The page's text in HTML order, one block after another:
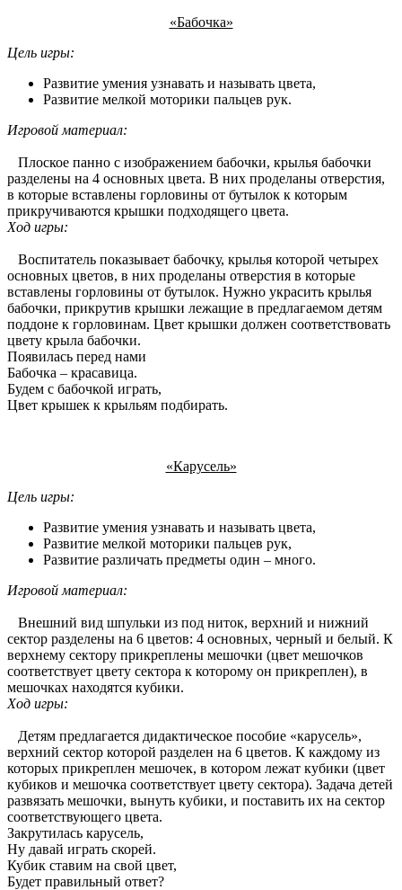
«Бабочка»
Цель игры:
Развитие умения узнавать и называть цвета,
Развитие мелкой моторики пальцев рук.
Игровой материал:
Плоское панно с изображением бабочки, крылья бабочки
разделены на 4 основных цвета. В них проделаны отверстия,
в которые вставлены горловины от бутылок к которым
прикручиваются крышки подходящего цвета.
Ход игры:
Воспитатель показывает бабочку, крылья которой четырех
основных цветов, в них проделаны отверстия в которые
вставлены горловины от бутылок. Нужно украсить крылья
бабочки, прикрутив крышки лежащие в предлагаемом детям
поддоне к горловинам. Цвет крышки должен соответствовать
цвету крыла бабочки.
Появилась перед нами
Бабочка – красавица.
Будем с бабочкой играть,
Цвет крышек к крыльям подбирать.
«Карусель»
Цель игры:
Развитие умения узнавать и называть цвета,
Развитие мелкой моторики пальцев рук,
Развитие различать предметы один – много.
Игровой материал:
Внешний вид шпульки из под ниток, верхний и нижний
сектор разделены на 6 цветов: 4 основных, черный и белый. К
верхнему сектору прикреплены мешочки (цвет мешочков
соответствует цвету сектора к которому он прикреплен), в
мешочках находятся кубики.
Ход игры:
Детям предлагается дидактическое пособие «карусель»,
верхний сектор которой разделен на 6 цветов. К каждому из
которых прикреплен мешочек, в котором лежат кубики (цвет
кубиков и мешочка соответствует цвету сектора). Задача детей
развязать мешочки, вынуть кубики, и поставить их на сектор
соответствующего цвета.
Закрутилась карусель,
Ну давай играть скорей.
Кубик ставим на свой цвет,
Будет правильный ответ?